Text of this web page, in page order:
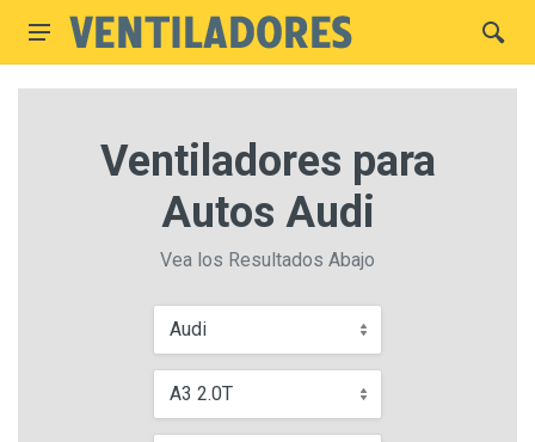
Ventiladores para
Autos Audi
Vea los Resultados Abajo
Audi
A3 2.0T